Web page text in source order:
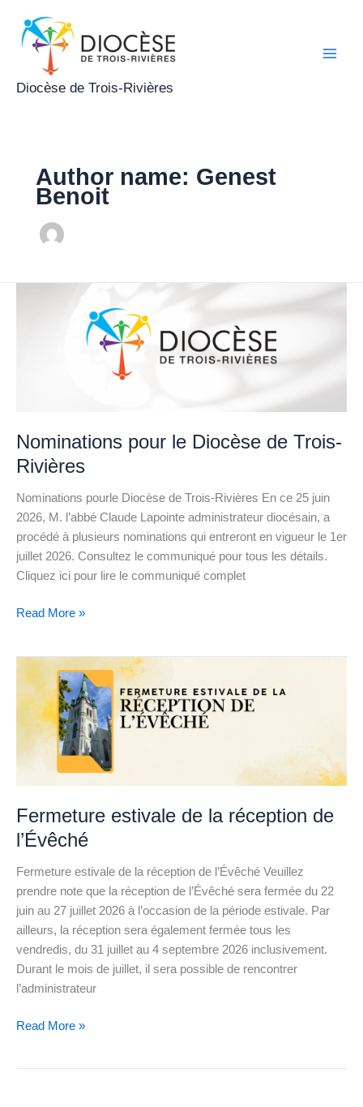
contenu
Diocèse de Trois-Rivières
Author name: Genest
Benoit
Nominations pour le Diocèse de Trois-
Rivières
Nominations pourle Diocèse de Trois-Rivières En ce 25 juin
2026, M. l’abbé Claude Lapointe administrateur diocésain, a
procédé à plusieurs nominations qui entreront en vigueur le 1er
juillet 2026. Consultez le communiqué pour tous les détails.
Cliquez ici pour lire le communiqué complet
Read More »
Fermeture estivale de la réception de
l’Évêché
Fermeture estivale de la réception de l’Évêché Veuillez
prendre note que la réception de l’Évêché sera fermée du 22
juin au 27 juillet 2026 à l’occasion de la période estivale. Par
ailleurs, la réception sera également fermée tous les
vendredis, du 31 juillet au 4 septembre 2026 inclusivement.
Durant le mois de juillet, il sera possible de rencontrer
l’administrateur
Fermeture
estivale
de
la
réception
Read More »